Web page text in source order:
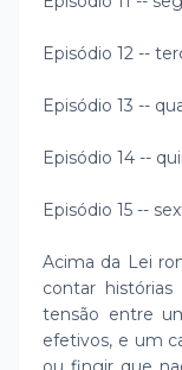
Episódio 12 --
Episódio 13 --
Episódio 14 --
Episódio 15 --
Acima da Lei
contar
tensão entre
efetivos, e um